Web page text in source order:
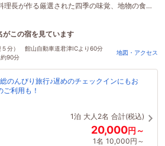
理長が作る厳選された四季の味覚、地物の食
だわったお料理の数々をご堪能ください
がこの宿を見ています
間前に予約されました
５分） 館山自動車道君津ICより60分
90分
地図・アクセス
のんびり旅行♪遅めのチェックインにもお
利用も！
1泊 大人2名 合計(税込)
20,000円～
1名 10,000円～